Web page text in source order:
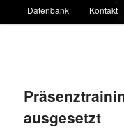
Datenbank Kontakt
ausgesetzt